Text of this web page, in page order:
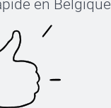
en Belgique